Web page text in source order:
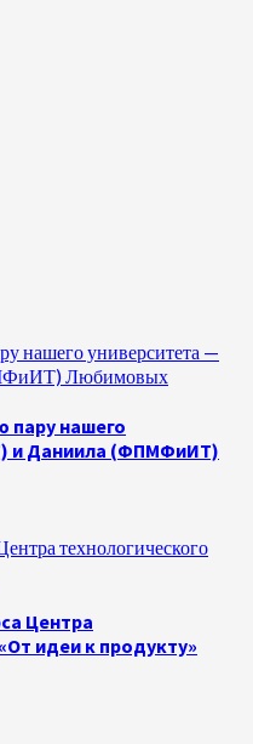
нашего университета —
Любимовых
пару нашего
и Даниила (ФПМФиИТ)
технологического
Центра
идеи к продукту»